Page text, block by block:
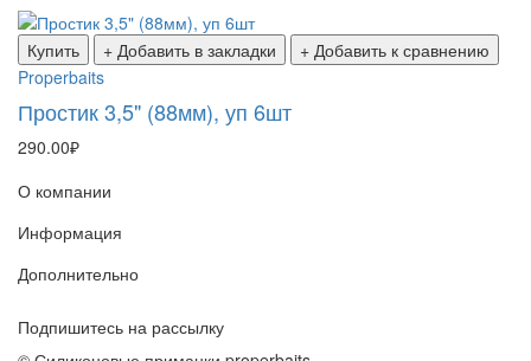
Купить + Добавить в закладки
+ Добавить к сравнению
Properbaits
Простик 3,5" (88мм), уп 6шт
290.00₽
О компании
Информация
Дополнительно
Подпишитесь на рассылку